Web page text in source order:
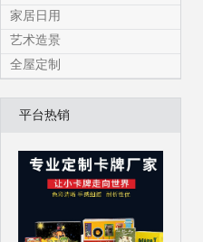
家居日用
艺术造景
全屋定制
平台热销